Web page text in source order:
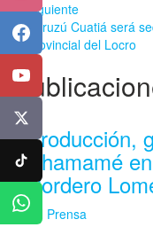
Facebook
YouTube
TikTok
Siguiente
Curuzú Cuatiá será
Provincial del Locro
Producción,
Chamamé
Cordero
EN Prensa